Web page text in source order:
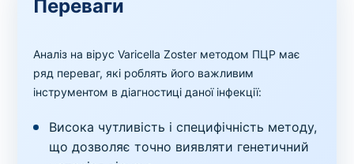
Переваги
Аналіз на вірус Varicella Zoster методом ПЦР має
ряд переваг, які роблять його важливим
інструментом в діагностиці даної інфекції:
Висока чутливість і специфічність методу,
що дозволяє точно виявляти генетичний